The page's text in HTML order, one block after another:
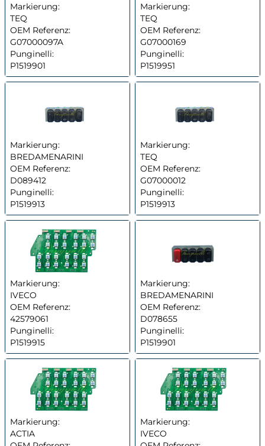
Markierung:
TEQ
OEM Referenz:
G07000097A
Punginelli:
P1519901
Markierung:
TEQ
OEM Referenz:
G07000169
Punginelli:
P1519951
Markierung:
BREDAMENARINI
OEM Referenz:
D089412
Punginelli:
P1519913
Markierung:
TEQ
OEM Referenz:
G07000012
Punginelli:
P1519913
Markierung:
IVECO
OEM Referenz:
42579061
Punginelli:
P1519915
Markierung:
BREDAMENARINI
OEM Referenz:
D078655
Punginelli:
P1519901
Markierung:
ACTIA
Markierung:
IVECO